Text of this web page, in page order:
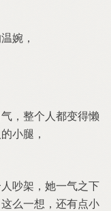
温婉
整个人都变得懒
小腿
人吵架
气之下
么 想 还 点小